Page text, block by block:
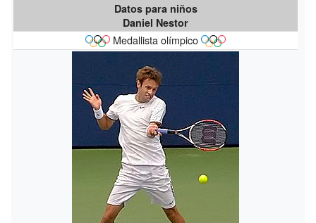
Datos para niños
Daniel Nestor
Medallista olímpico